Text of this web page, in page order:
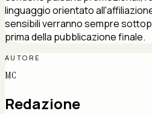
linguaggio orientato
sensibili verranno sempre
prima della pubblicazione finale.
AUTORE
MC
Redazione